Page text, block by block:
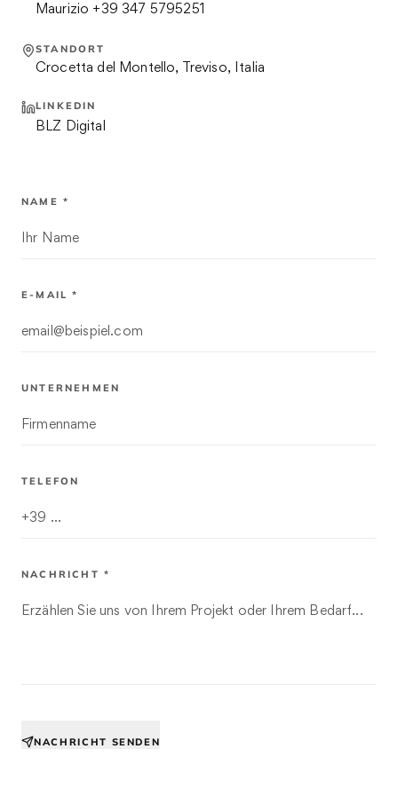
Maurizio +39 347 5795251
STANDORT
Crocetta del Montello, Treviso, Italia
LINKEDIN
BLZ Digital
NAME *
E-MAIL *
UNTERNEHMEN
TELEFON
NACHRICHT *
NACHRICHT SENDEN